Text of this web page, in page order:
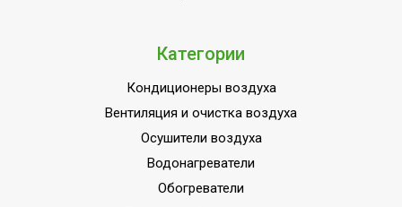
3.6
Комплект настенного
Да
Цифровой дисплей
Да
1.5
Категории
Кондиционеры воздуха
Вентиляция и очистка воздуха
Осушители воздуха
Водонагреватели
Обогреватели